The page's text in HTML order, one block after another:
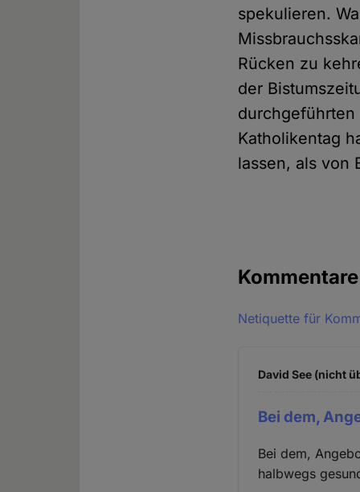
spekulieren.
Rücken zu
der
Katholikentag
lassen, als von
Kommentare
Netiquette für
David See (nicht
Bei dem,
Bei dem,
halbwegs